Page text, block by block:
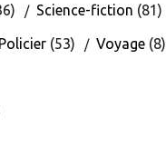
Science-fiction (81)
(53) Voyage(8)